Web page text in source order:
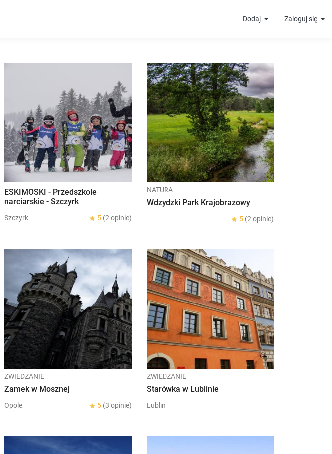
Dodaj Zaloguj się
ESKIMOSKI - Przedszkole
narciarskie - Szczyrk
Szczyrk 5 (2 opinie)
NATURA
Wdzydzki Park Krajobrazowy
5 (2 opinie)
ZWIEDZANIE
Zamek w Mosznej
Opole 5 (3 opinie)
ZWIEDZANIE
Starówka w Lublinie
Lublin